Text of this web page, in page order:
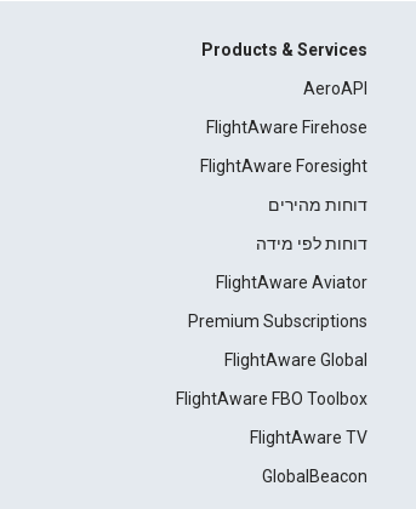
Products & Services
AeroAPI
FlightAware Firehose
FlightAware Foresight
דוחות מהירים
דוחות לפי מידה
FlightAware Aviator
Premium Subscriptions
FlightAware Global
FlightAware FBO Toolbox
FlightAware TV
GlobalBeacon